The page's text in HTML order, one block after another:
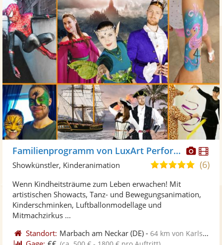
Familienprogramm von LuxArt Performance
5,0
Sternen
(6)
Showkünstler, Kinderanimation
Wenn Kindheitsträume zum Leben erwachen! Mit
artistischen Showacts, Tanz- und Bewegungsanimation,
Kinderschminken, Luftballonmodellage und
Mitmachzirkus ...
Standort: Marbach am Neckar (DE) -64 km von Karlsruhe